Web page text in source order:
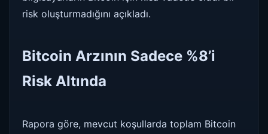
risk oluşturmadığını açıkladı.
Bitcoin Arzının Sadece %8’i
Risk Altında
Rapora göre, mevcut koşullarda toplam Bitcoin